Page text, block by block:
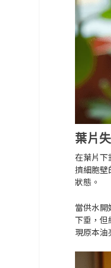
葉片
在葉片下
擠細胞壁
狀態。
當供水
下垂，但
現原本